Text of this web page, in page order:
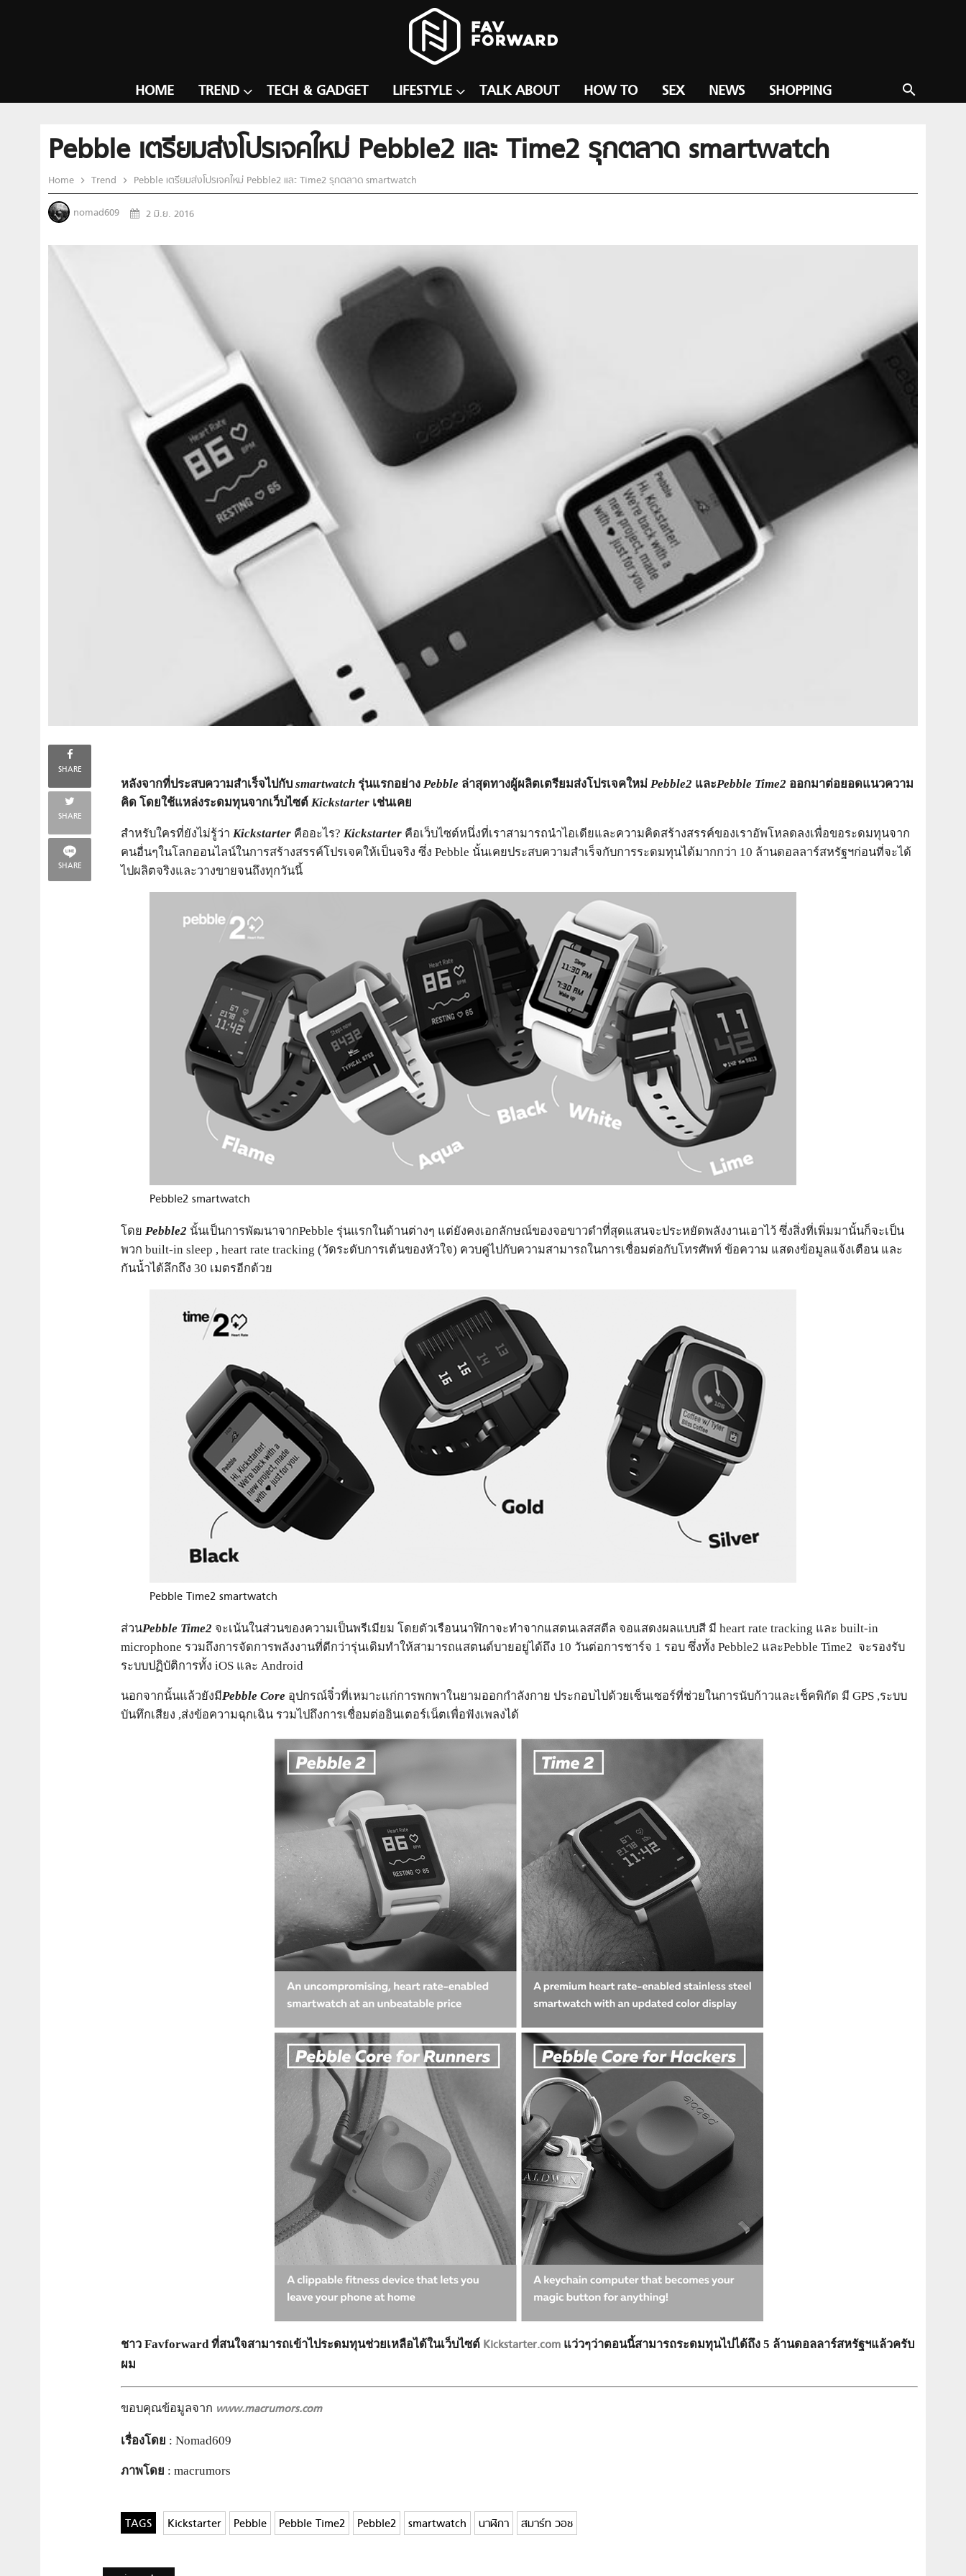
search
HOME TREND TECH & GADGET LIFESTYLE TALK ABOUT HOW TO SEX NEWS SHOPPING
Pebble เตรียมส่งโปรเจคใหม่ Pebble2 และ Time2 รุกตลาด smartwatch
Home Trend Pebble เตรียมส่งโปรเจคใหม่ Pebble2 และ Time2 รุกตลาด smartwatch
nomad609 2 มิ.ย. 2016
SHARE
SHARE
SHARE
หลังจากที่ประสบความสำเร็จไปกับ smartwatch รุ่นแรกอย่าง Pebble ล่าสุดทางผู้ผลิตเตรียมส่งโปรเจคใหม่ Pebble2 และPebble Time2 ออกมาต่อยอดแนวความ
คิด โดยใช้แหล่งระดมทุนจากเว็บไซต์ Kickstarter เช่นเคย
สำหรับใครที่ยังไม่รู้ว่า Kickstarter คืออะไร? Kickstarter คือเว็บไซต์หนึ่งที่เราสามารถนำไอเดียและความคิดสร้างสรรค์ของเราอัพโหลดลงเพื่อขอระดมทุนจาก
คนอื่นๆในโลกออนไลน์ในการสร้างสรรค์โปรเจคให้เป็นจริง ซึ่ง Pebble นั้นเคยประสบความสำเร็จกับการระดมทุนได้มากกว่า 10 ล้านดอลลาร์สหรัฐฯก่อนที่จะได้
ไปผลิตจริงและวางขายจนถึงทุกวันนี้
Pebble2 smartwatch
โดย Pebble2 นั้นเป็นการพัฒนาจากPebble รุ่นแรกในด้านต่างๆ แต่ยังคงเอกลักษณ์ของจอขาวดำที่สุดแสนจะประหยัดพลังงานเอาไว้ ซึ่งสิ่งที่เพิ่มมานั้นก็จะเป็น
พวก built-in sleep , heart rate tracking (วัดระดับการเต้นของหัวใจ) ควบคู่ไปกับความสามารถในการเชื่อมต่อกับโทรศัพท์ ข้อความ แสดงข้อมูลแจ้งเตือน และ
กันน้ำได้ลึกถึง 30 เมตรอีกด้วย
Pebble Time2 smartwatch
ส่วนPebble Time2 จะเน้นในส่วนของความเป็นพรีเมียม โดยตัวเรือนนาฬิกาจะทำจากแสตนเลสสตีล จอแสดงผลแบบสี มี heart rate tracking และ built-in
microphone รวมถึงการจัดการพลังงานที่ดีกว่ารุ่นเดิมทำให้สามารถแสตนด์บายอยู่ได้ถึง 10 วันต่อการชาร์จ 1 รอบ ซึ่งทั้ง Pebble2 และPebble Time2 จะรองรับ
ระบบปฏิบัติการทั้ง iOS และ Android
นอกจากนั้นแล้วยังมีPebble Core อุปกรณ์จิ๋วที่เหมาะแก่การพกพาในยามออกกำลังกาย ประกอบไปด้วยเซ็นเซอร์ที่ช่วยในการนับก้าวและเช็คพิกัด มี GPS ,ระบบ
บันทึกเสียง ,ส่งข้อความฉุกเฉิน รวมไปถึงการเชื่อมต่ออินเตอร์เน็ตเพื่อฟังเพลงได้
ชาว Favforward ที่สนใจสามารถเข้าไประดมทุนช่วยเหลือได้ในเว็บไซต์ Kickstarter.com แว่วๆว่าตอนนี้สามารถระดมทุนไปได้ถึง 5 ล้านดอลลาร์สหรัฐฯแล้วครับ
ผม
ขอบคุณข้อมูลจาก www.macrumors.com
เรื่องโดย : Nomad609
ภาพโดย : macrumors
Kickstarter Pebble Pebble Time2 Pebble2 smartwatch นาฬิกา สมาร์ท วอช